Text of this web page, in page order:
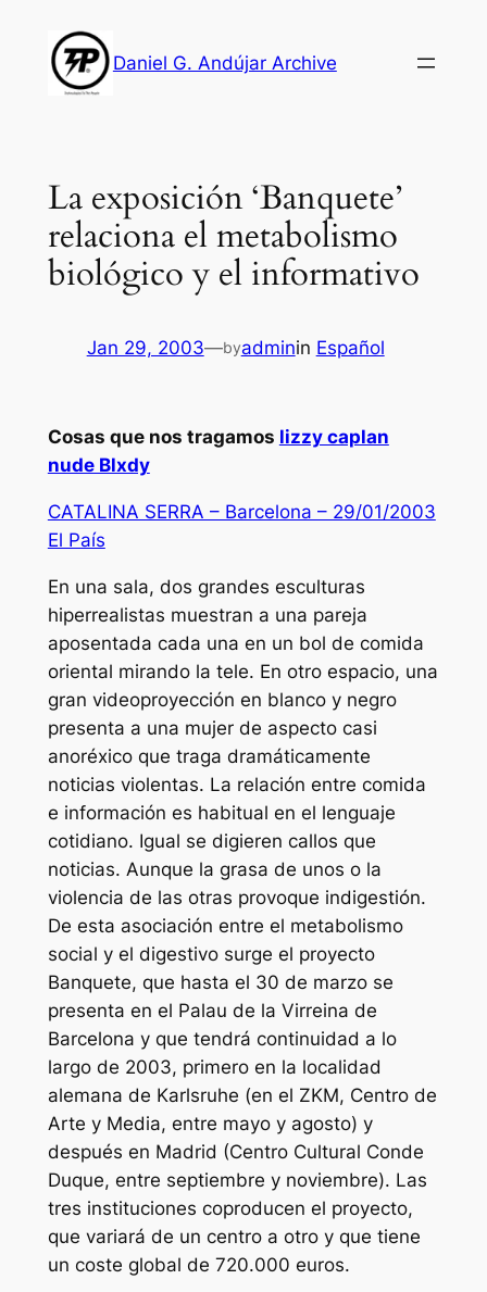
content
Daniel G. Andújar Archive
La exposición ‘Banquete’
relaciona el metabolismo
biológico y el informativo
Jan 29, 2003—byadminin Español
Cosas que nos tragamos lizzy caplan
nude Blxdy
CATALINA SERRA – Barcelona – 29/01/2003
El País
En una sala, dos grandes esculturas
hiperrealistas muestran a una pareja
aposentada cada una en un bol de comida
oriental mirando la tele. En otro espacio, una
gran videoproyección en blanco y negro
presenta a una mujer de aspecto casi
anoréxico que traga dramáticamente
noticias violentas. La relación entre comida
e información es habitual en el lenguaje
cotidiano. Igual se digieren callos que
noticias. Aunque la grasa de unos o la
violencia de las otras provoque indigestión.
De esta asociación entre el metabolismo
social y el digestivo surge el proyecto
Banquete, que hasta el 30 de marzo se
presenta en el Palau de la Virreina de
Barcelona y que tendrá continuidad a lo
largo de 2003, primero en la localidad
alemana de Karlsruhe (en el ZKM, Centro de
Arte y Media, entre mayo y agosto) y
después en Madrid (Centro Cultural Conde
Duque, entre septiembre y noviembre). Las
tres instituciones coproducen el proyecto,
que variará de un centro a otro y que tiene
un coste global de 720.000 euros.